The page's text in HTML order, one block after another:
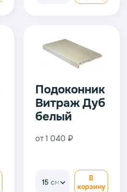
Подоконник
Витраж Дуб
белый
от 1 040 ₽
15 см.
В
корзину